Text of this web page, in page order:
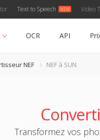
Text to Speech Video
OCR API
NEF NEF à SUN
Transformez vos